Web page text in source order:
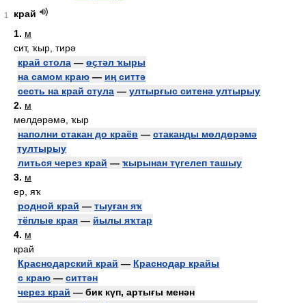
1
край
1. м
сит, ҡыр, тирә
край стола — өҫтәл ҡыры
на самом краю — иң ситтә
сесть на край стула — ултырғыс ситенә ултырыу
2. м
мөлдөрәмә, ҡыр
наполни стакан до краёв — стаканды мөлдөрәмә
тултырыу
литься через край — ҡырынан түгелеп ташыу
3. м
ер, яҡ
родной край — тыуған яҡ
тёплые края — йылы яҡтар
4. м
край
Краснодарский край — Краснодар крайы
с краю — ситтән
через край — бик күп, артығы менән